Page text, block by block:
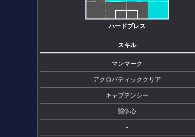
ハードプレス
スキル
マンマーク
アクロバティッククリア
キャプテンシー
闘争心
-